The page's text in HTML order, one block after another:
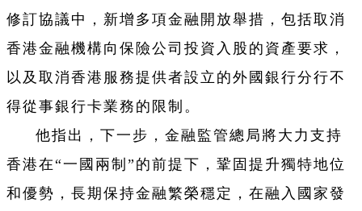
修訂協議中，新增多項金融開放舉措，包括取消
香港金融機構向保險公司投資入股的資產要求，
以及取消香港服務提供者設立的外國銀行分行不
得從事銀行卡業務的限制。
他指出，下一步，金融監管總局將大力支持
香港在“一國兩制”的前提下，鞏固提升獨特地位
和優勢，長期保持金融繁榮穩定，在融入國家發